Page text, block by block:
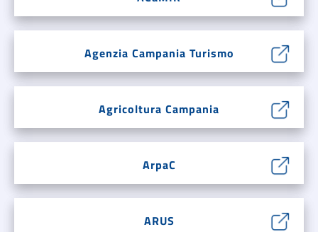
Agenzia Campania Turismo
Agricoltura Campania
ArpaC
ARUS